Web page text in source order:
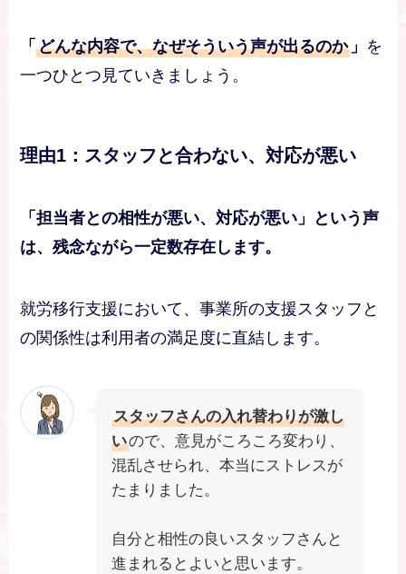
「どんな内容で、なぜそういう声が出るのか 」 を
一つひとつ見ていきましょう。
理由1：スタッフと合わない、対応が悪い
「担当者との相性が悪い、対応が悪い」という声
は、残念ながら一定数存在します。
就労移行支援において、事業所の支援スタッフと
の関係性は利用者の満足度に直結します。
スタッフさんの入れ替わりが激し
いので、意見がころころ変わり、
混乱させられ、本当にストレスが
たまりました。
自分と相性の良いスタッフさんと
進まれるとよいと思います。